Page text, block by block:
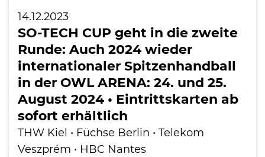
14.12.2023
SO-TECH CUP geht in die zweite
Runde: Auch 2024 wieder
internationaler Spitzenhandball
in der OWL ARENA: 24. und 25.
August 2024 • Eintrittskarten ab
sofort erhältlich
THW Kiel • Füchse Berlin • Telekom
Veszprém • HBC Nantes